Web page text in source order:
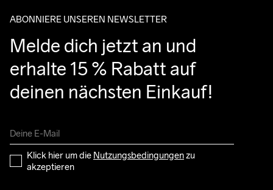
ABONNIERE UNSEREN NEWSLETTER
Melde dich jetzt an und
erhalte 15 % Rabatt auf
deinen nächsten Einkauf!
Klick hier um die Nutzungsbedingungen zu
akzeptieren